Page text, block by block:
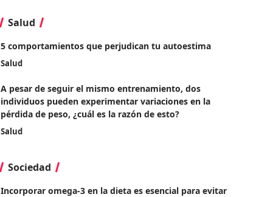
Salud
5 comportamientos que perjudican tu autoestima
Salud
A pesar de seguir el mismo entrenamiento, dos
individuos pueden experimentar variaciones en la
pérdida de peso, ¿cuál es la razón de esto?
Salud
Sociedad
Incorporar omega-3 en la dieta es esencial para evitar